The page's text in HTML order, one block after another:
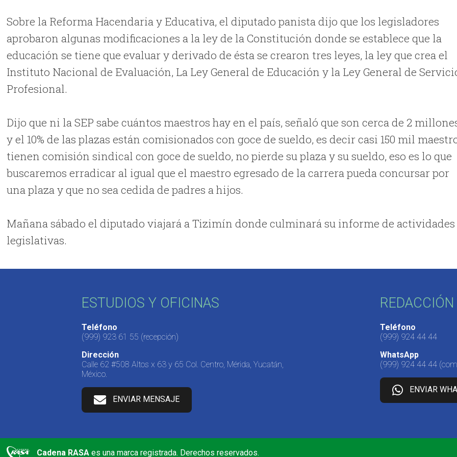
Sobre la Reforma Hacendaria y Educativa, el diputado panista dijo que los legisladores
aprobaron algunas modificaciones a la ley de la Constitución donde se establece que la
educación se tiene que evaluar y derivado de ésta se crearon tres leyes, la ley que crea el
Instituto Nacional de Evaluación, La Ley General de Educación y la Ley General de
Profesional.
Dijo que ni la SEP sabe cuántos maestros hay en el país, señaló que son cerca de 2
y el 10% de las plazas están comisionados con goce de sueldo, es decir casi 150 mil
tienen comisión sindical con goce de sueldo, no pierde su plaza y su sueldo, eso es lo que
buscaremos erradicar al igual que el maestro egresado de la carrera pueda concursar por
una plaza y que no sea cedida de padres a hijos.
Mañana sábado el diputado viajará a Tizimín donde culminará su informe de actividades
legislativas.
ESTUDIOS Y OFICINAS
Teléfono
(999) 923 61 55 (recepción)
Dirección
Calle 62 #508 Altos x 63 y 65 Col. Centro, Mérida, Yucatán,
México.
ENVIAR MENSAJE
Teléfono
(999) 924 44 44
WhatsApp
(999) 924 44 44
ENVIAR
Cadena RASA es una marca registrada. Derechos reservados.